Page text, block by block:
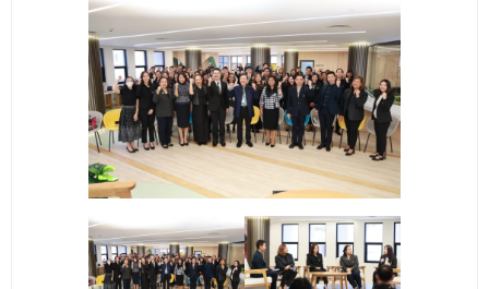
- - เทคโนโลยีสารสนเทศ
ศูนย์บริการ
- ศูนย์เครื่องมือปฏิบัติการวิทยาศาสตร์
- ศูนย์สิ่งแวดล้อม
- ศูนย์ปัญญาประดิษฐ์เพื่อการศึกษา
สหกิจศึกษา